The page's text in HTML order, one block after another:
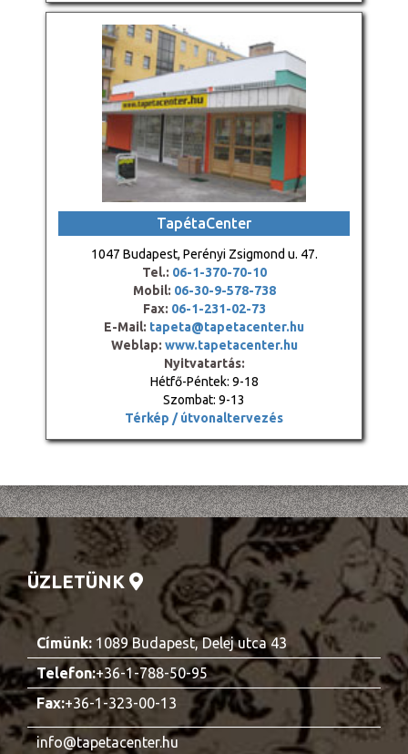
TapétaCenter
1047 Budapest, Perényi Zsigmond u. 47.
Tel.: 06-1-370-70-10
Mobil: 06-30-9-578-738
Fax: 06-1-231-02-73
E-Mail: tapeta@tapetacenter.hu
Weblap: www.tapetacenter.hu
Nyitvatartás:
Hétfő-Péntek: 9-18
Szombat: 9-13
Térkép / útvonaltervezés
ÜZLETÜNK
Címünk: 1089 Budapest, Delej utca 43
Telefon:+36-1-788-50-95
Fax:+36-1-323-00-13
info@tapetacenter.hu